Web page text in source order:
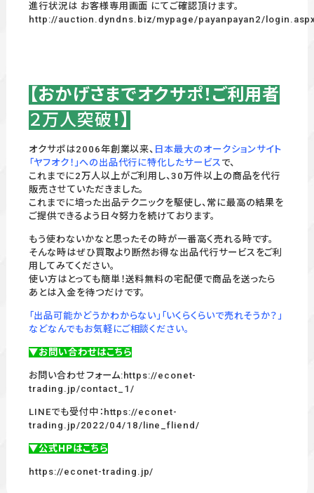
進行状況は お客様専用画面 にてご確認頂けます。
http://auction.dyndns.biz/mypage/payanpayan2/
【おかげさまでオクサポ！ご利用者
２万人突破 ！】
オクサポは2006年創業以来、 日本最大のオークションサイト
「ヤフオク！」への出品代行に特化したサービス で、
これまでに2万人以上がご利用し、30万件以上の商品を代行
販売させていただきました。
これまでに培った出品テクニックを駆使し、常に最高の結果を
ご提供できるよう日々努力を続けております。
もう使わないかなと思ったその時が一番高く売れる時です。
そんな時はぜひ買取より断然お得な出品代行サービスをご利
用してみてください。
使い方はとっても簡単！送料無料の宅配便で商品を送ったら
あとは入金を待つだけです。
「出品可能かどうかわからない」「いくらくらいで売れそうか？」
などなんでもお気軽にご相談ください。
▼お問い合わせはこちら
お問い合わせフォーム: https://econet-
trading.jp/contact_1/
LINEでも受付中： https://econet-
trading.jp/2022/04/18/line_fliend/
▼公式HPはこちら
https://econet-trading.jp/